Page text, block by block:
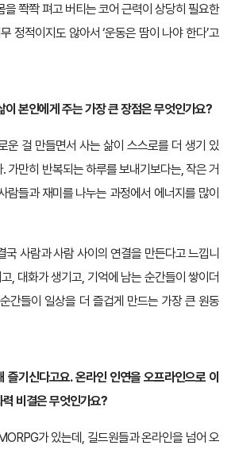
을 쫙쫙 펴고 버티는 코어 근력이 상당히 필요한
정적이지도 않아서 ‘운동은 땀이 나야 한다’고
이 본인에게 주는 가장 큰 장점은 무엇인가요?
운 걸 만들면서 사는 삶이 스스로를 더 생기 있
가만히 반복되는 하루를 보내기보다는, 작은 거
람들과 재미를 나누는 과정에서 에너지를 많이
국 사람과 사람 사이의 연결을 만든다고 느낍니
, 대화가 생기고, 기억에 남는 순간들이 쌓이더
간들이 일상을 더 즐겁게 만드는 가장 큰 원동
즐기신다고요. 온라인 인연을 오프라인으로 이
비결은 무엇인가요?
가 있는데, 길드원들과 온라인을 넘어 오